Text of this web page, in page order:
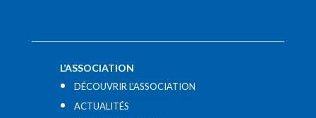
L’ASSOCIATION
DÉCOUVRIR L’ASSOCIATION
ACTUALITÉS